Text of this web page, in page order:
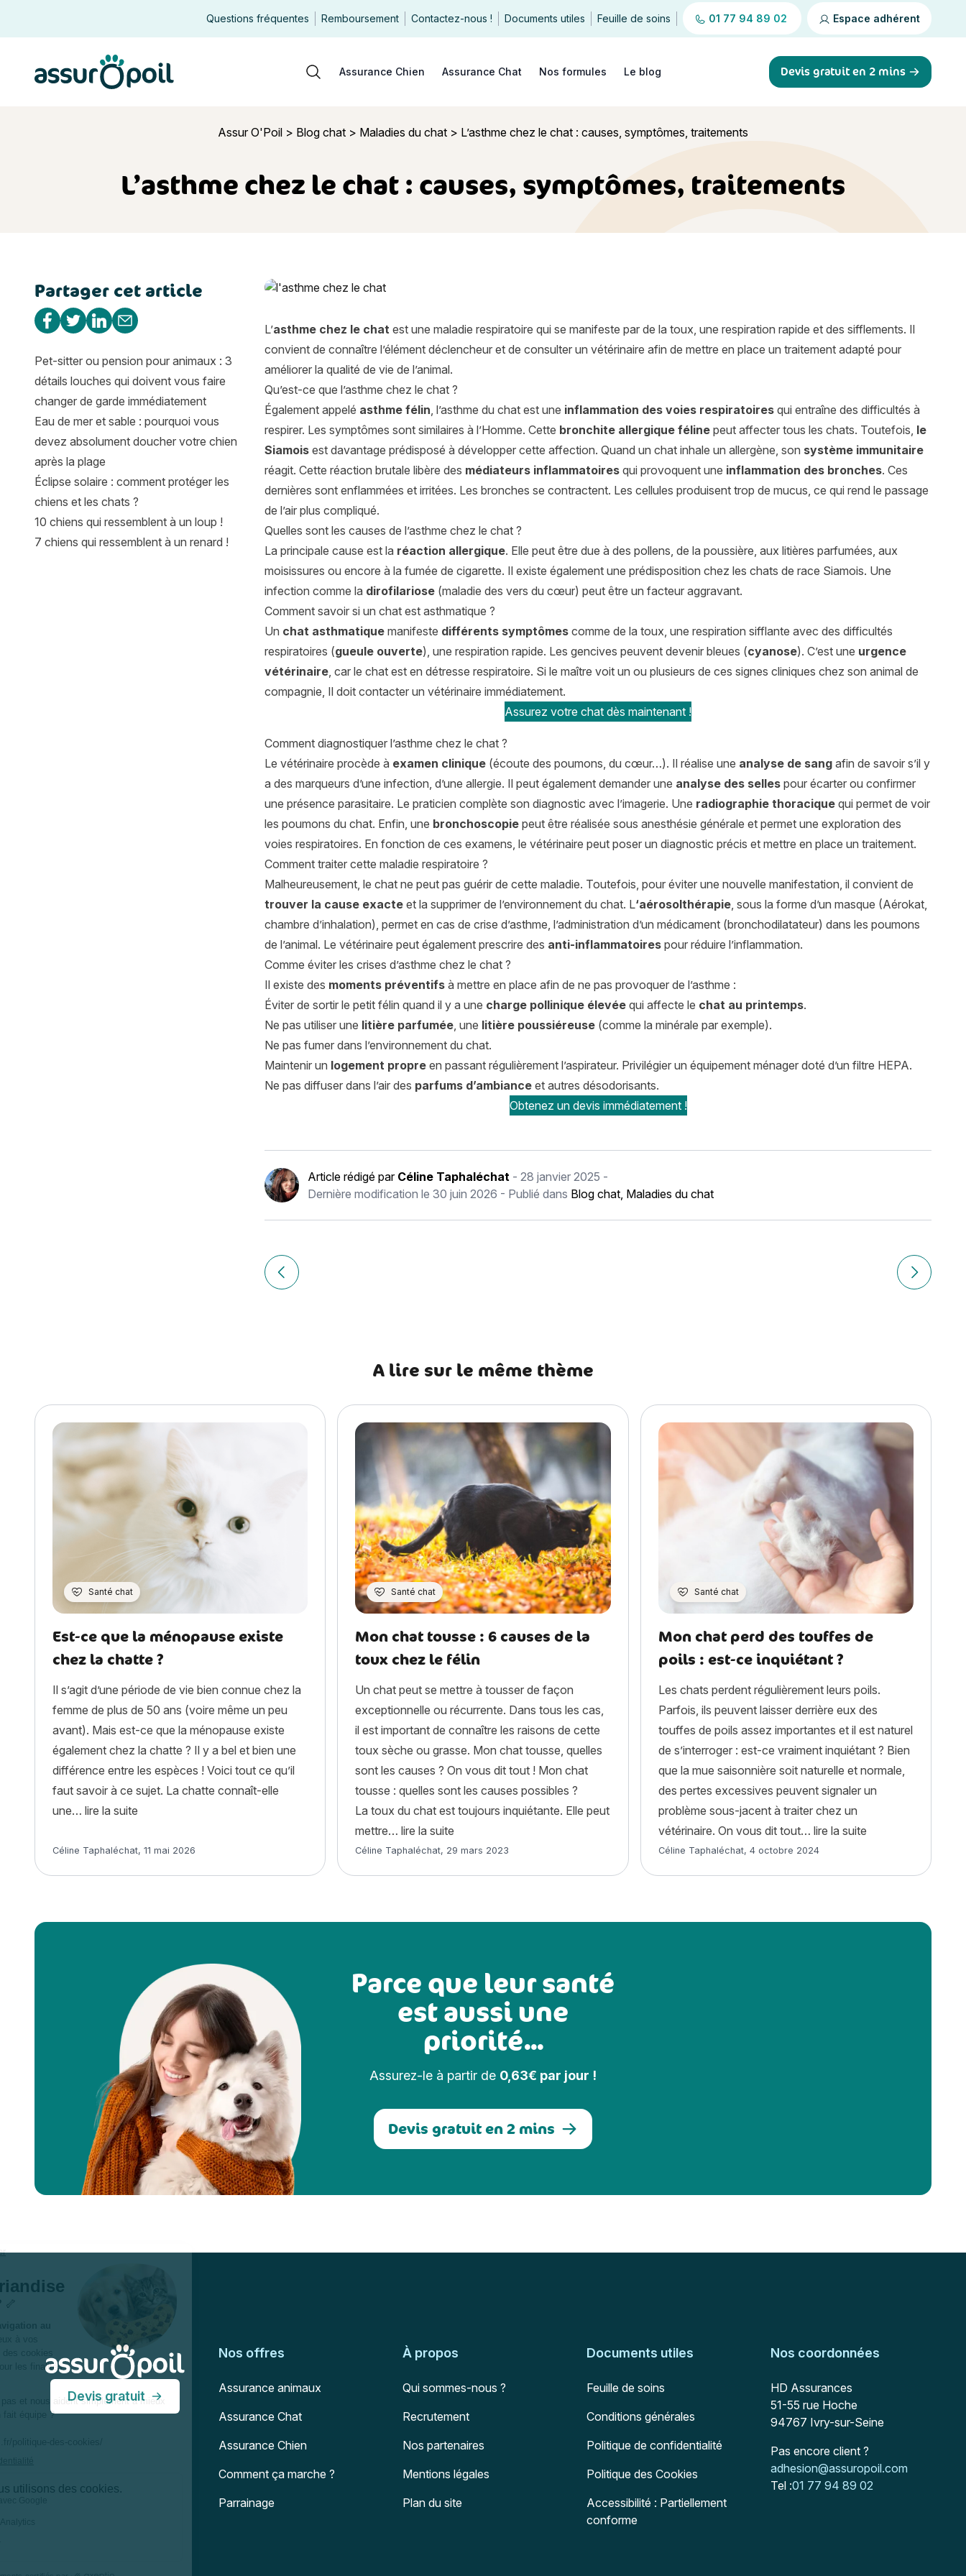
Questions fréquentes Remboursement Contactez-nous ! Documents utiles Feuille de soins 01 77 94 89 02 Espace adhérent
Rechercher
Assurance Chien Assurance Chat Nos formules Le blog Devis gratuit en 2 mins
Assur O'Poil > Blog chat > Maladies du chat > L’asthme chez le chat : causes, symptômes, traitements
L’asthme chez le chat : causes, symptômes, traitements
L’asthme chez le chat : causes, symptômes, traitements
L’asthme chez le chat est une maladie respiratoire qui se manifeste par de la toux, une respiration rapide et des sifflements. Il
convient de connaître l’élément déclencheur et de consulter un vétérinaire afin de mettre en place un traitement adapté pour
améliorer la qualité de vie de l’animal.
Qu’est-ce que l’asthme chez le chat ?
Également appelé asthme félin, l’asthme du chat est une inflammation des voies respiratoires qui entraîne des difficultés à
respirer. Les symptômes sont similaires à l’Homme. Cette bronchite allergique féline peut affecter tous les chats. Toutefois, le
Siamois est davantage prédisposé à développer cette affection. Quand un chat inhale un allergène, son système immunitaire
réagit. Cette réaction brutale libère des médiateurs inflammatoires qui provoquent une inflammation des bronches. Ces
dernières sont enflammées et irritées. Les bronches se contractent. Les cellules produisent trop de mucus, ce qui rend le passage
de l’air plus compliqué.
Quelles sont les causes de l’asthme chez le chat ?
La principale cause est la réaction allergique. Elle peut être due à des pollens, de la poussière, aux litières parfumées, aux
moisissures ou encore à la fumée de cigarette. Il existe également une prédisposition chez les chats de race Siamois. Une
infection comme la dirofilariose (maladie des vers du cœur) peut être un facteur aggravant.
Comment savoir si un chat est asthmatique ?
Un chat asthmatique manifeste différents symptômes comme de la toux, une respiration sifflante avec des difficultés
respiratoires (gueule ouverte), une respiration rapide. Les gencives peuvent devenir bleues (cyanose). C’est une urgence
vétérinaire, car le chat est en détresse respiratoire. Si le maître voit un ou plusieurs de ces signes cliniques chez son animal de
compagnie, Il doit contacter un vétérinaire immédiatement.
Assurez votre chat dès maintenant !
Comment diagnostiquer l’asthme chez le chat ?
Le vétérinaire procède à examen clinique (écoute des poumons, du cœur…). Il réalise une analyse de sang afin de savoir s’il y
a des marqueurs d’une infection, d’une allergie. Il peut également demander une analyse des selles pour écarter ou confirmer
une présence parasitaire. Le praticien complète son diagnostic avec l’imagerie. Une radiographie thoracique qui permet de voir
les poumons du chat. Enfin, une bronchoscopie peut être réalisée sous anesthésie générale et permet une exploration des
voies respiratoires. En fonction de ces examens, le vétérinaire peut poser un diagnostic précis et mettre en place un traitement.
Comment traiter cette maladie respiratoire ?
Malheureusement, le chat ne peut pas guérir de cette maladie. Toutefois, pour éviter une nouvelle manifestation, il convient de
trouver la cause exacte et la supprimer de l’environnement du chat. L‘aérosolthérapie, sous la forme d’un masque (Aérokat,
chambre d’inhalation), permet en cas de crise d’asthme, l’administration d’un médicament (bronchodilatateur) dans les poumons
de l’animal. Le vétérinaire peut également prescrire des anti-inflammatoires pour réduire l’inflammation.
Comme éviter les crises d’asthme chez le chat ?
Il existe des moments préventifs à mettre en place afin de ne pas provoquer de l’asthme :
Éviter de sortir le petit félin quand il y a une charge pollinique élevée qui affecte le chat au printemps.
Ne pas utiliser une litière parfumée, une litière poussiéreuse (comme la minérale par exemple).
Ne pas fumer dans l’environnement du chat.
Maintenir un logement propre en passant régulièrement l’aspirateur. Privilégier un équipement ménager doté d’un filtre HEPA.
Ne pas diffuser dans l’air des parfums d’ambiance et autres désodorisants.
Obtenez un devis immédiatement !
Article rédigé par Céline Taphaléchat - 28 janvier 2025 -
Dernière modification le 30 juin 2026 - Publié dans Blog chat, Maladies du chat
Navigation
de
Article précédent Comment aménager son appartement pour rendre son chat heureux ? Article
Partager cet article
Partager sur Facebook
Partager sur Twitter
Partager sur Linkedin
Partager par e-mail
Pet-sitter ou pension pour animaux : 3
détails louches qui doivent vous faire
changer de garde immédiatement
Eau de mer et sable : pourquoi vous
devez absolument doucher votre chien
après la plage
Éclipse solaire : comment protéger les
chiens et les chats ?
10 chiens qui ressemblent à un loup !
7 chiens qui ressemblent à un renard !
A lire sur le même thème
Santé chat
Est-ce que la ménopause existe
chez la chatte ?
Il s’agit d’une période de vie bien connue chez la
femme de plus de 50 ans (voire même un peu
avant). Mais est-ce que la ménopause existe
également chez la chatte ? Il y a bel et bien une
différence entre les espèces ! Voici tout ce qu’il
faut savoir à ce sujet. La chatte connaît-elle
une… lire la suite « Est-ce que la ménopause existe chez la chatte ? »
Article rédigé par
Céline Taphaléchat, 11 mai 2026
Santé chat
Mon chat tousse : 6 causes de la
toux chez le félin
Un chat peut se mettre à tousser de façon
exceptionnelle ou récurrente. Dans tous les cas,
il est important de connaître les raisons de cette
toux sèche ou grasse. Mon chat tousse, quelles
sont les causes ? On vous dit tout ! Mon chat
tousse : quelles sont les causes possibles ?
La toux du chat est toujours inquiétante. Elle peut
mettre…lire la suite « Mon chat tousse : 6 causes de la toux chez le félin »
Article rédigé par
Céline Taphaléchat, 29 mars 2023
Santé chat
Mon chat perd des touffes de
poils : est-ce inquiétant ?
Les chats perdent régulièrement leurs poils.
Parfois, ils peuvent laisser derrière eux des
touffes de poils assez importantes et il est naturel
de s’interroger : est-ce vraiment inquiétant ? Bien
que la mue saisonnière soit naturelle et normale,
des pertes excessives peuvent signaler un
problème sous-jacent à traiter chez un
vétérinaire. On vous dit tout… lire la suite« Mon chat perd
Article rédigé par
Céline Taphaléchat, 4 octobre 2024
Parce que leur santé
est aussi une
priorité...
Assurez-le à partir de 0,63€ par jour !
Devis gratuit en 2 mins
Devis gratuit
Nos offres
Assurance animaux
Assurance Chat
Assurance Chien
Comment ça marche ?
Parrainage
À propos
Qui sommes-nous ?
Recrutement
Nos partenaires
Mentions légales
Plan du site
Documents utiles
Feuille de soins
Conditions générales
Politique de confidentialité
Politique des Cookies
Accessibilité : Partiellement
conforme
Nos coordonnées
Adresse postale
HD Assurances
51-55 rue Hoche
94767 Ivry-sur-Seine
Pas encore client ?
Mail :
adhesion@assuropoil.com
Tel :01 77 94 89 02